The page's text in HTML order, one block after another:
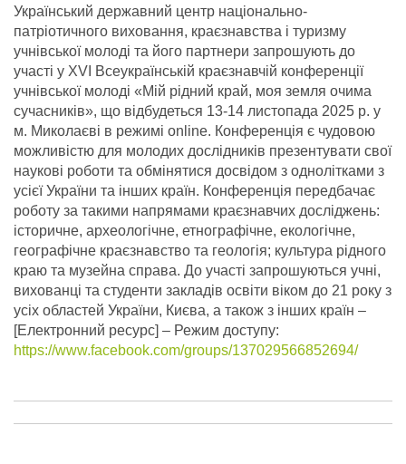
Український державний центр національно-
патріотичного виховання, краєзнавства і туризму
учнівської молоді та його партнери запрошують до
участі у ХVІ Всеукраїнській краєзнавчій конференції
учнівської молоді «Мій рідний край, моя земля очима
сучасників», що відбудеться 13-14 листопада 2025 р. у
м. Миколаєві в режимі online. Конференція є чудовою
можливістю для молодих дослідників презентувати свої
наукові роботи та обмінятися досвідом з однолітками з
усієї України та інших країн. Конференція передбачає
роботу за такими напрямами краєзнавчих досліджень:
історичне, археологічне, етнографічне, екологічне,
географічне краєзнавство та геологія; культура рідного
краю та музейна справа. До участі запрошуються учні,
вихованці та студенти закладів освіти віком до 21 року з
усіх областей України, Києва, а також з інших країн –
[Електронний ресурс] – Режим доступу:
https://www.facebook.com/groups/137029566852694/